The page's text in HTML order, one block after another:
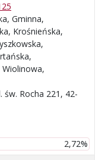
Gminna,
Krośnieńska,
św. Rocha 221, 42-
2,72%